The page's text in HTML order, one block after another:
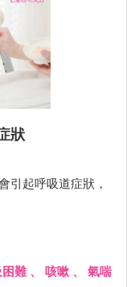
狀
引起呼吸道症狀，
難、 咳嗽 、 氣喘